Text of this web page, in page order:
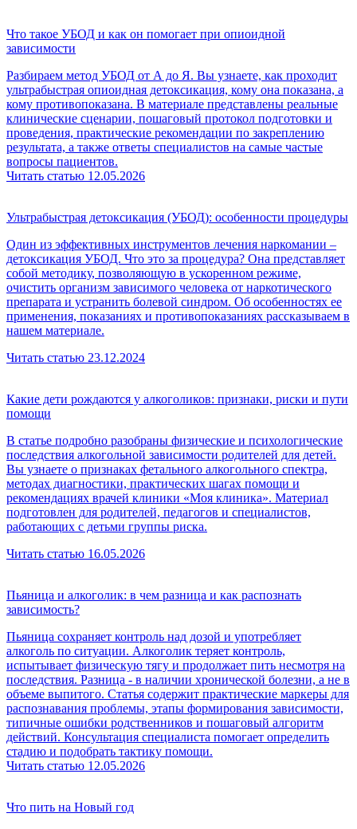
Что такое УБОД и как он помогает при опиоидной
зависимости
Разбираем метод УБОД от А до Я. Вы узнаете, как проходит
ультрабыстрая опиоидная детоксикация, кому она показана, а
кому противопоказана. В материале представлены реальные
клинические сценарии, пошаговый протокол подготовки и
проведения, практические рекомендации по закреплению
результата, а также ответы специалистов на самые частые
вопросы пациентов.
Читать статью 12.05.2026
Ультрабыстрая детоксикация (УБОД): особенности процедуры
Один из эффективных инструментов лечения наркомании –
детоксикация УБОД. Что это за процедура? Она представляет
собой методику, позволяющую в ускоренном режиме,
очистить организм зависимого человека от наркотического
препарата и устранить болевой синдром. Об особенностях ее
применения, показаниях и противопоказаниях рассказываем в
нашем материале.
Читать статью 23.12.2024
Какие дети рождаются у алкоголиков: признаки, риски и пути
помощи
В статье подробно разобраны физические и психологические
последствия алкогольной зависимости родителей для детей.
Вы узнаете о признаках фетального алкогольного спектра,
методах диагностики, практических шагах помощи и
рекомендациях врачей клиники «Моя клиника». Материал
подготовлен для родителей, педагогов и специалистов,
работающих с детьми группы риска.
Читать статью 16.05.2026
Пьяница и алкоголик: в чем разница и как распознать
зависимость?
Пьяница сохраняет контроль над дозой и употребляет
алкоголь по ситуации. Алкоголик теряет контроль,
испытывает физическую тягу и продолжает пить несмотря на
последствия. Разница - в наличии хронической болезни, а не в
объеме выпитого. Статья содержит практические маркеры для
распознавания проблемы, этапы формирования зависимости,
типичные ошибки родственников и пошаговый алгоритм
действий. Консультация специалиста помогает определить
стадию и подобрать тактику помощи.
Читать статью 12.05.2026
Что пить на Новый год